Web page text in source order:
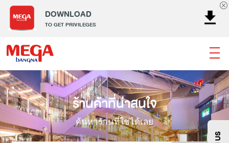
DOWNLOAD
TO GET PRIVILEGES
ธนาคาร ร้านอาหาร เอ็นเตอร์เทนเม้นท์
แฟชั่น
เครื่องประดับ
การตกแต่งบ้าน แม่และเด็ก
ไลฟ์สไตล์
บริการ
เมกา สมาร์ท คิดส์ กีฬา
ซูเปอร์มาร์เก็ต
แกดเจ็ตและเทคโนโลยี
สุขภาพและความงาม
ร้านค้าที่น่าสนใจ
ค้นหาร้านที่ใช่ได้เลย